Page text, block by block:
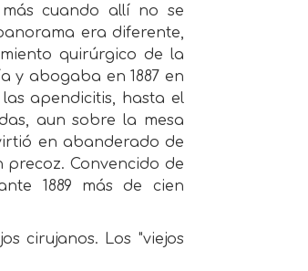
cuando allí no se
era diferente,
quirúrgico de la
y abogaba en 1887 en
apendicitis, hasta el
aun sobre la mesa
en abanderado de
Convencido de
1889 más de cien
cirujanos. Los "viejos